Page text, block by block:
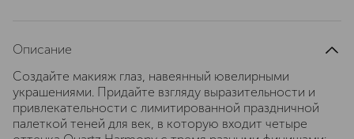
Описание
Создайте макияж глаз, навеянный ювелирными
украшениями. Придайте взгляду выразительности и
привлекательности с лимитированной праздничной
палеткой теней для век, в которую входит четыре